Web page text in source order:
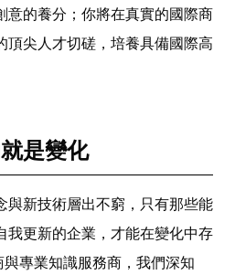
意的養分；你將在真實的國際商
頂尖人才切磋，培養具備國際高
是變化
與新技術層出不窮，只有那些能
我更新的企業，才能在變化中存
專業知識服務商，我們深知